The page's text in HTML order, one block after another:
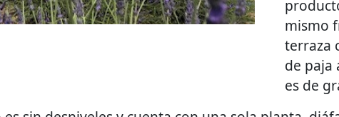
mismo
terraza
de paja
es de